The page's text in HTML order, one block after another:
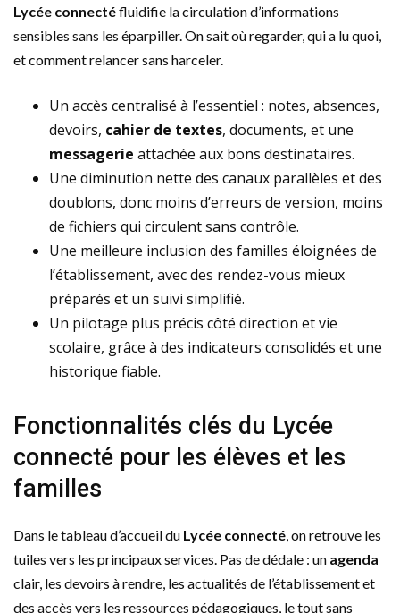
Lycée connectéfluidifie la circulation d’informations
sensibles sans les éparpiller. On sait où regarder, qui a lu quoi,
et comment relancer sans harceler.
Un accès centralisé à l’essentiel : notes, absences,
devoirs, cahier de textes, documents, et une
messagerie attachée aux bons destinataires.
Une diminution nette des canaux parallèles et des
doublons, donc moins d’erreurs de version, moins
de fichiers qui circulent sans contrôle.
Une meilleure inclusion des familles éloignées de
l’établissement, avec des rendez-vous mieux
préparés et un suivi simplifié.
Un pilotage plus précis côté direction et vie
scolaire, grâce à des indicateurs consolidés et une
historique fiable.
Fonctionnalités clés du Lycée
connecté pour les élèves et les
familles
Dans le tableau d’accueil du Lycée connecté, on retrouve les
tuiles vers les principaux services. Pas de dédale : un agenda
clair, les devoirs à rendre, les actualités de l’établissement et
des accès vers les ressources pédagogiques, le tout sans